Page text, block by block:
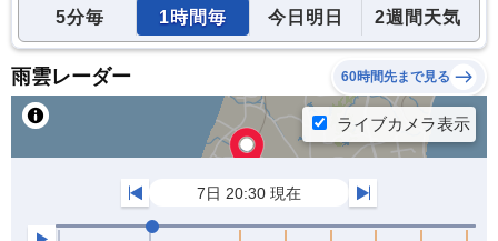
5分毎 1時間毎 今日明日 2週間天気
雨雲レーダー 60時間先まで見る